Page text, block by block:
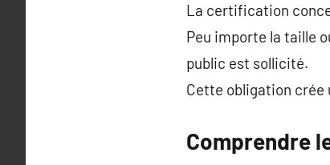
La certification
Peu importe la taille
public est sollicité.
Cette obligation crée
Comprendre